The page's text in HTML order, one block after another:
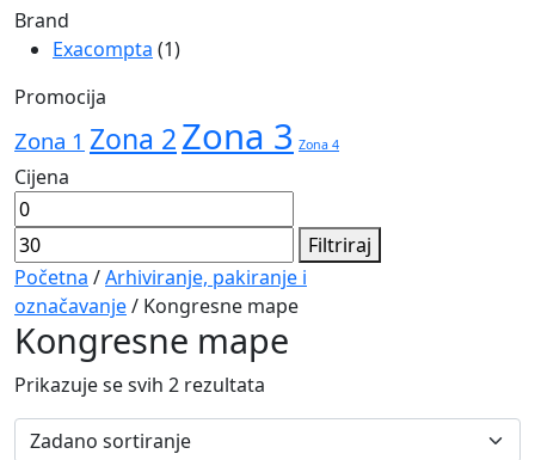
Brand
Exacompta (1)
Promocija
Zona 1 Zona 2Zona 3 Zona 4
Cijena
Min
cijena
cijena
Filtriraj
Početna /Arhiviranje, pakiranje i
označavanje/ Kongresne mape
Kongresne mape
Prikazuje se svih 2 rezultata